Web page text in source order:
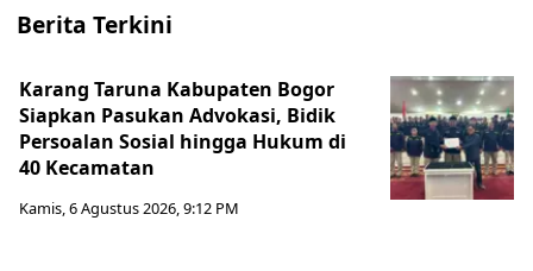
Berita Terkini
Karang Taruna Kabupaten Bogor
Siapkan Pasukan Advokasi, Bidik
Persoalan Sosial hingga Hukum di
40 Kecamatan
Kamis, 6 Agustus 2026, 9:12 PM